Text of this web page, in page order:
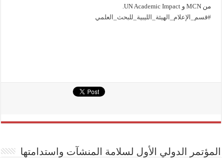
من MCN و UN Academic Impact.
#قسم_الإعلام_الهيئة_الليبية_للبحث_العلمي
المؤتمر الدولي الأول لسلامة المنشآت واستدامتها